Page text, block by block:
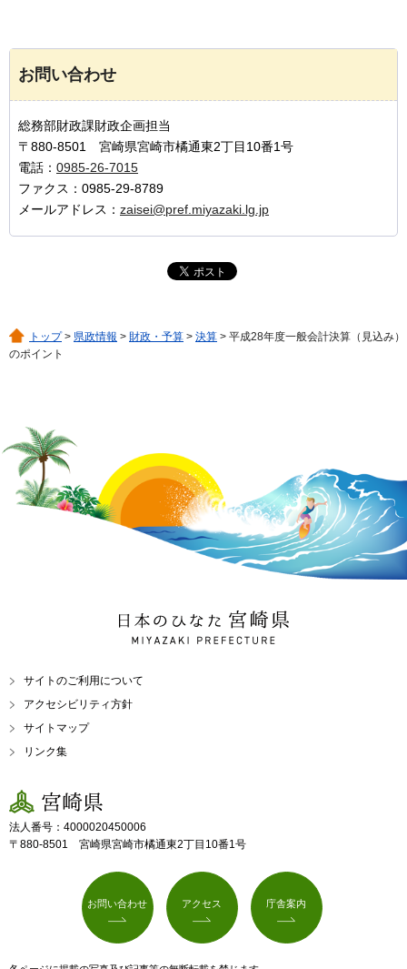
お問い合わせ
総務部財政課財政企画担当
〒880-8501 宮崎県宮崎市橘通東2丁目10番1号
電話： 0985-26-7015
ファクス：0985-29-8789
メールアドレス： zaisei@pref.miyazaki.lg.jp
トップ> 県政情報 > 財政・予算 > 決算 > 平成28年度一般会計決算（見込み）
のポイント
日本のひなた 宮崎県
MIYAZAKI PREFECTURE
サイトのご利用について
アクセシビリティ方針
サイトマップ
リンク集
宮崎県
法人番号：4000020450006
〒880-8501 宮崎県宮崎市橘通東2丁目10番1号
お問い合わせ アクセス 庁舎案内